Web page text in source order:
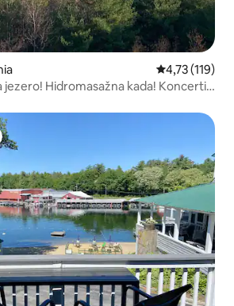
Prosječna
4,73 (119)
jezero! Hidromasažna kada! Koncerti!
s oznakom „Odabrali gosti”